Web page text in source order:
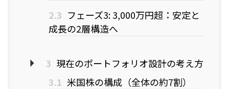
2.3 フェーズ3: 3,000万円超：安定と
成長の2層構造へ
3 現在のポートフォリオ設計の考え方
3.1 米国株の構成（全体の約7割）